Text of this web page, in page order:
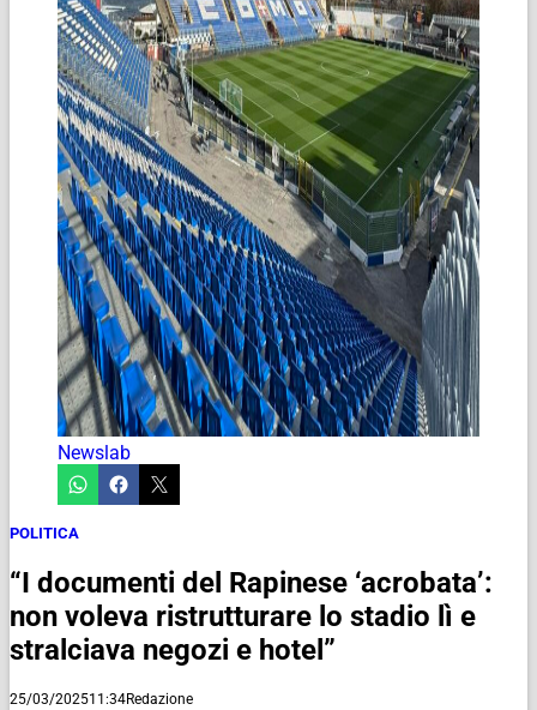
Newslab
POLITICA
“I documenti del Rapinese ‘acrobata’:
non voleva ristrutturare lo stadio lì e
stralciava negozi e hotel”
25/03/202511:34Redazione